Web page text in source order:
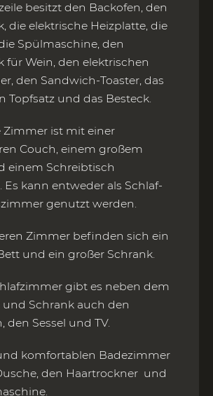
besitzt den Backofen, den
die elektrische Heizplatte, die
Spülmaschine, den
für Wein, den elektrischen
den Sandwich-Toaster, das
Topfsatz und das Besteck.
Zimmer ist mit einer
Couch, einem großem
einem Schreibtisch
Es kann entweder als Schlaf-
genutzt werden.
Zimmer befinden sich ein
und ein großer Schrank.
gibt es neben dem
Schrank auch den
den Sessel und TV.
komfortablen Badezimmer
den Haartrockner und